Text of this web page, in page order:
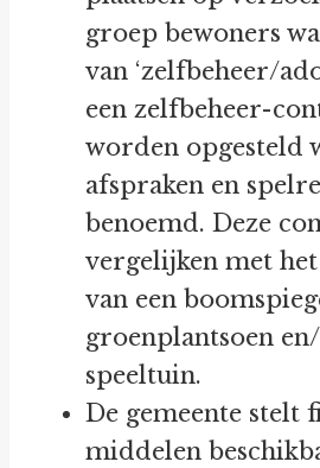
groep bewoners
van ‘zelfbeheer/
een zelfbeheer-
worden opgesteld
afspraken en
benoemd. Deze
vergelijken met
van een
groenplantsoen
speeltuin.
De gemeente stelt
middelen